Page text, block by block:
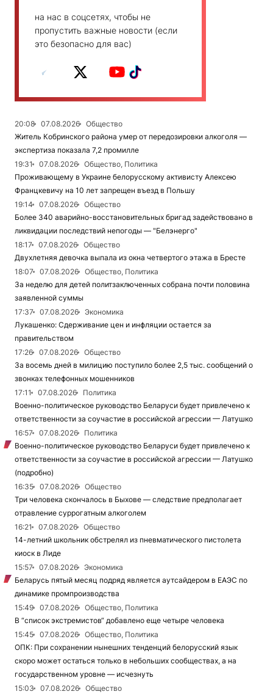
на нас в соцсетях, чтобы не
пропустить важные новости (если
это безопасно для вас)
20:08 07.08.2026
Общество
Житель Кобринского района умер от передозировки алкоголя —
экспертиза показала 7,2 промилле
19:31
07.08.2026
Общество, Политика
Проживающему в Украине белорусскому активисту Алексею
Францкевичу на 10 лет запрещен въезд в Польшу
19:14
07.08.2026
Общество
Более 340 аварийно-восстановительных бригад задействовано в
ликвидации последствий непогоды — "Белэнерго"
18:17
07.08.2026
Общество
Двухлетняя девочка выпала из окна четвертого этажа в Бресте
18:07
07.08.2026
Общество, Политика
За неделю для детей политзаключенных собрана почти половина
заявленной суммы
17:37
07.08.2026
Экономика
Лукашенко: Сдерживание цен и инфляции остается за
правительством
17:26
07.08.2026
Общество
За восемь дней в милицию поступило более 2,5 тыс. сообщений о
звонках телефонных мошенников
17:11
07.08.2026
Политика
Военно-политическое руководство Беларуси будет привлечено к
ответственности за соучастие в российской агрессии — Латушко
16:57
07.08.2026
Политика
Военно-политическое руководство Беларуси будет привлечено к
ответственности за соучастие в российской агрессии — Латушко
(подробно)
16:35
07.08.2026
Общество
Три человека скончалось в Быхове — следствие предполагает
отравление суррогатным алкоголем
16:21
07.08.2026
Общество
14-летний школьник обстрелял из пневматического пистолета
киоск в Лиде
15:57
07.08.2026
Экономика
Беларусь пятый месяц подряд является аутсайдером в ЕАЭС по
динамике промпроизводства
15:49
07.08.2026
Общество, Политика
В “список экстремистов“ добавлено еще четыре человека
15:45
07.08.2026
Общество, Политика
ОПК: При сохранении нынешних тенденций белорусский язык
скоро может остаться только в небольших сообществах, а на
государственном уровне — исчезнуть
15:03
07.08.2026
Общество